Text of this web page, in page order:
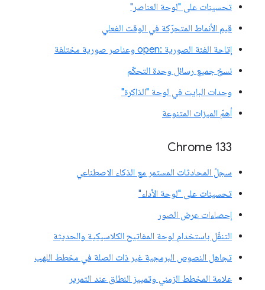
تحسينات على "لوحة العناصر"
قيم الأنماط المتحرّكة في الوقت الفعلي
إتاحة الفئة الصورية :open وعناصر صورية مختلفة
نسخ جميع رسائل وحدة التحكّم
وحدات البايت في لوحة "الذاكرة"
أهمّ الميزات المتنوعة
‫Chrome 133
سجلّ المحادثات المستمر مع الذكاء الاصطناعي
تحسينات على "لوحة الأداء"
إحصاءات عرض الصور
التنقّل باستخدام لوحة المفاتيح الكلاسيكية والحديثة
تجاهل النصوص البرمجية غير ذات الصلة في مخطط اللهب
علامة المخطط الزمني وتمييز النطاق عند التمرير